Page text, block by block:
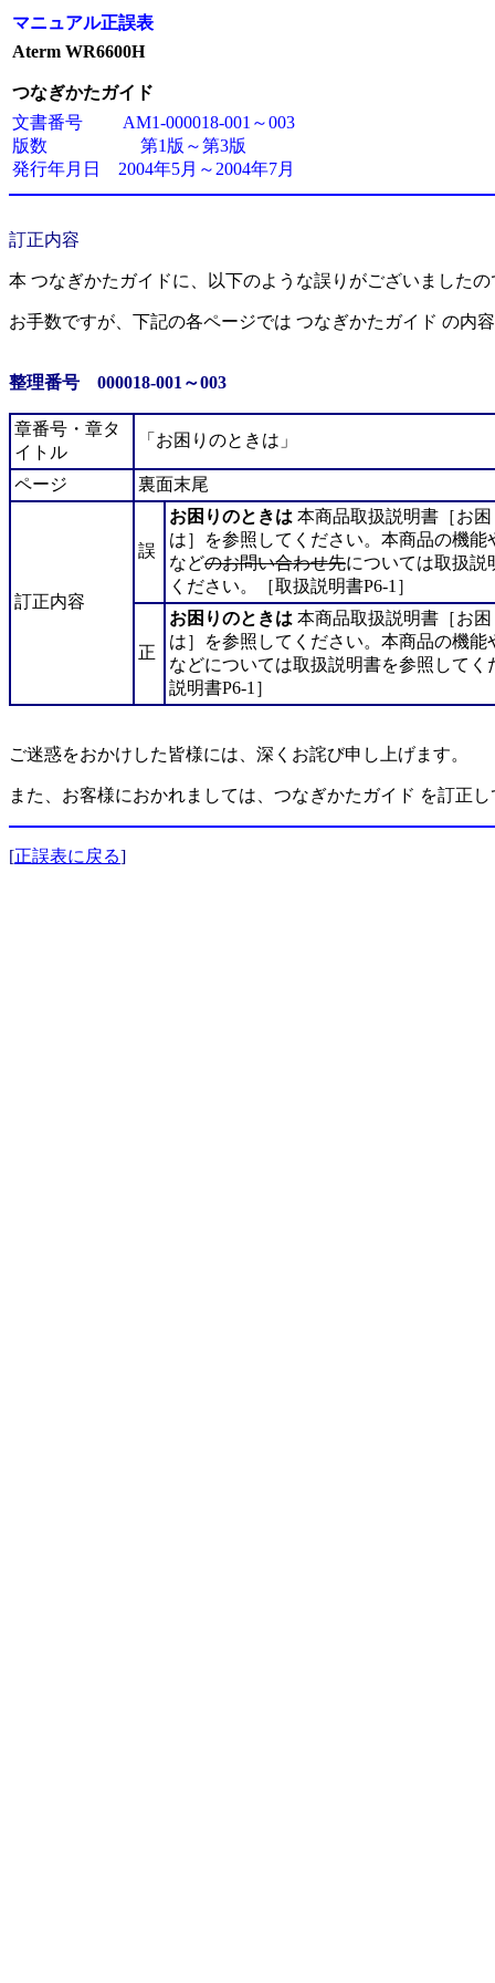
マニュアル正誤表
Aterm WR6600H
つなぎかたガイド
文書番号 AM1-000018-001～003
版数 第1版～第3版
発行年月日 2004年5月～2004年7月
訂正内容
本 つなぎかたガイドに、以下のような誤りがございました
お手数ですが、下記の各ページでは つなぎかたガイド の内
整理番号 000018-001～003
章番号・章タ
イトル
「お困りのときは」
ページ 裏面末尾
訂正内容
誤
お困りのときは 本商品取扱説明書［お
は］を参照してください。本商品の機能
などのお問い合わせ先については取扱説
ください。［取扱説明書P6-1］
正
お困りのときは 本商品取扱説明書［お
は］を参照してください。本商品の機能
などについては取扱説明書を参照してく
説明書P6-1］
ご迷惑をおかけした皆様には、深くお詫び申し上げます。
また、お客様におかれましては、つなぎかたガイド を訂正
[正誤表に戻る]